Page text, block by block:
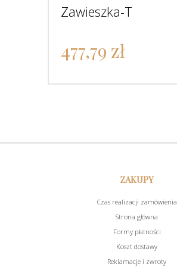
Zawieszka-T
477,79 zł
ZAKUPY
Czas realizacji zamówienia
Strona główna
Formy płatności
Koszt dostawy
Reklamacje i zwroty